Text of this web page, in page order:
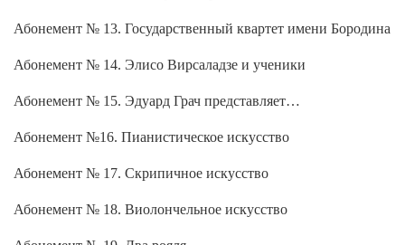
Абонемент № 13. Государственный квартет имени Бородина
Абонемент № 14. Элисо Вирсаладзе и ученики
Абонемент № 15. Эдуард Грач представляет…
Абонемент №16. Пианистическое искусство
Абонемент № 17. Скрипичное искусство
Абонемент № 18. Виолончельное искусство